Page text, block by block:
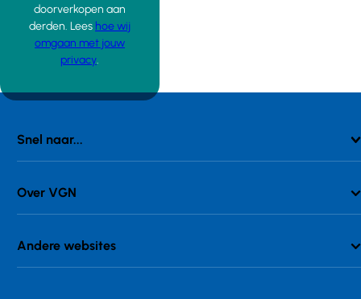
doorverkopen aan
derden. Lees hoe wij
omgaan met jouw
privacy.
Snel naar...
Over VGN
Andere websites